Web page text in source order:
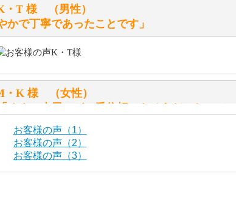
ッ」と音が鳴ります、なぜでしょうか？
押すと「キュッキュッ」と音が鳴る『スクエーカー』が
きますか？
することができません。
・T 様 （男性）
かで丁寧であったことです」
・K 様 （女性）
お客様の声（1）
お客様の声（2）
お客様の声（3）